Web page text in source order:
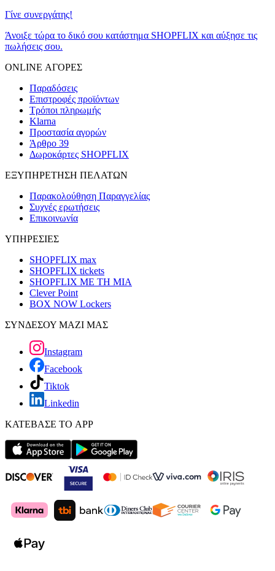
Γίνε συνεργάτης!
Άνοιξε τώρα το δικό σου κατάστημα SHOPFLIX και αύξησε τις
πωλήσεις σου.
ONLINE ΑΓΟΡΕΣ
Παραδόσεις
Επιστροφές προϊόντων
Τρόποι πληρωμής
Klarna
Προστασία αγορών
Άρθρο 39
Δωροκάρτες SHOPFLIX
ΕΞΥΠΗΡΕΤΗΣΗ ΠΕΛΑΤΩΝ
Παρακολούθηση Παραγγελίας
Συχνές ερωτήσεις
Επικοινωνία
ΥΠΗΡΕΣΙΕΣ
SHOPFLIX max
SHOPFLIX tickets
SHOPFLIX ΜΕ ΤΗ ΜΙΑ
Clever Point
BOX NOW Lockers
ΣΥΝΔΕΣΟΥ ΜΑΖΙ ΜΑΣ
Instagram
Facebook
Tiktok
Linkedin
ΚΑΤΕΒΑΣΕ ΤΟ APP